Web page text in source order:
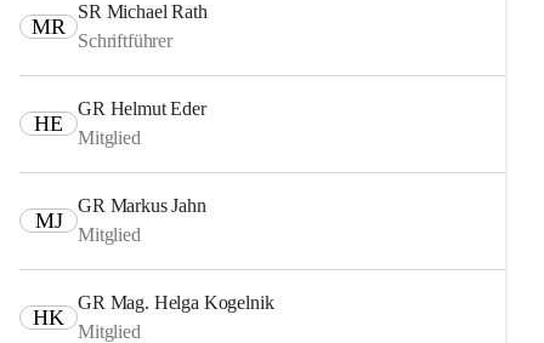
MR
SR Michael Rath
Schriftführer
HE
GR Helmut Eder
Mitglied
MJ
GR Markus Jahn
Mitglied
HK
GR Mag. Helga Kogelnik
Mitglied